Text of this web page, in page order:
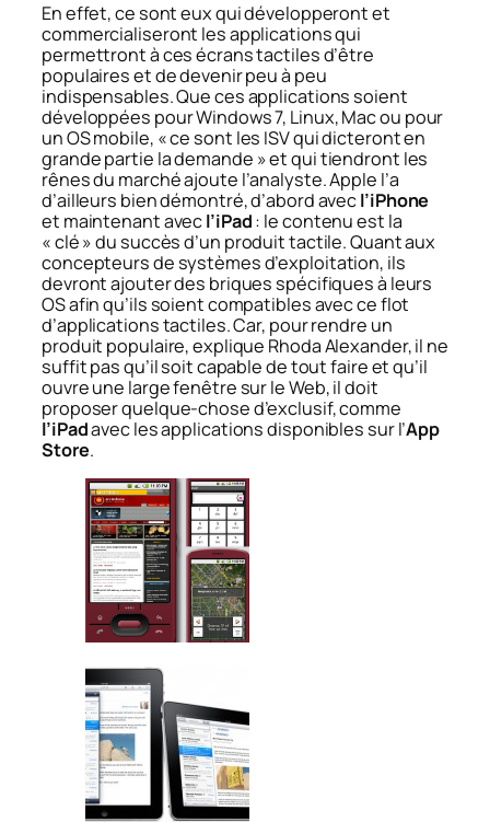
En effet, ce sont eux qui développeront et
commercialiseront les applications qui
permettront à ces écrans tactiles d’être
populaires et de devenir peu à peu
indispensables. Que ces applications soient
développées pour Windows 7, Linux, Mac ou pour
un OS mobile, «ce sont les ISV qui dicteront en
grande partie la demande » et qui tiendront les
rênes du marché ajoute l’analyste. Apple l’a
d’ailleurs bien démontré, d’abord avecl’iPhone
et maintenant avecl’iPad: le contenu est la
«clé» du succès d’un produit tactile. Quant aux
concepteurs de systèmes d’exploitation, ils
devront ajouter des briques spécifiques à leurs
OS afin qu’ils soient compatibles avec ce flot
d’applications tactiles. Car, pour rendre un
produit populaire, explique Rhoda Alexander, il ne
suffit pas qu’il soit capable de tout faire et qu’il
ouvre une large fenêtre sur le Web, il doit
proposer quelque-chose d’exclusif, comme
l’iPadavec les applications disponibles sur l’App
Store.